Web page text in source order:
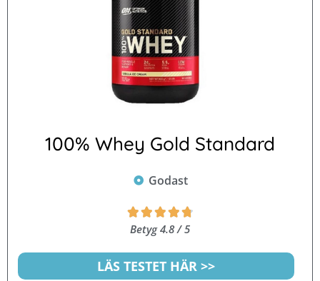
100% Whey Gold Standard
Godast
4.8
5
Betyg 4.8 / 5
LÄS TESTET HÄR >>